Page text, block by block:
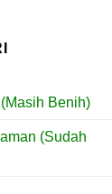
Benih)
(Sudah